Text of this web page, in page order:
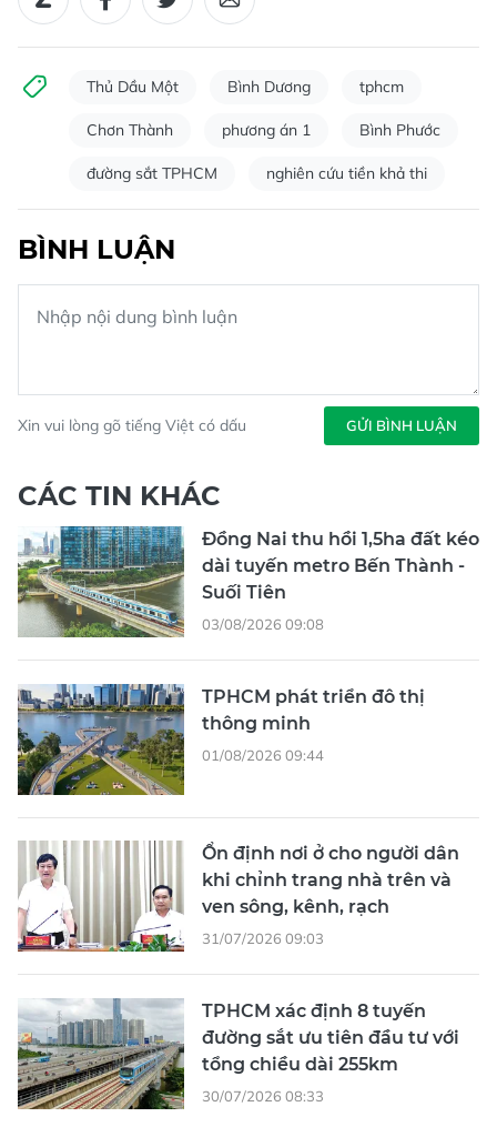
Thủ Dầu Một Bình Dương tphcm
Chơn Thành phương án 1 Bình Phước
đường sắt TPHCM nghiên cứu tiền khả thi
BÌNH LUẬN
Xin vui lòng gõ tiếng Việt có dấu GỬI BÌNH LUẬN
CÁC TIN KHÁC
Đồng Nai thu hồi 1,5ha đất kéo
dài tuyến metro Bến Thành -
Suối Tiên
03/08/2026 09:08
TPHCM phát triển đô thị
thông minh
01/08/2026 09:44
Ổn định nơi ở cho người dân
khi chỉnh trang nhà trên và
ven sông, kênh, rạch
31/07/2026 09:03
TPHCM xác định 8 tuyến
đường sắt ưu tiên đầu tư với
tổng chiều dài 255km
30/07/2026 08:33